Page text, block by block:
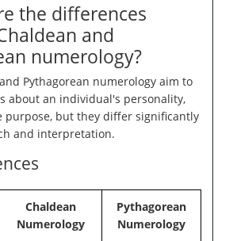
the differences
and
numerology?
Pythagorean numerology aim to
about an individual's personality,
purpose, but they differ significantly
and interpretation.
Chaldean
Numerology
Pythagorean
Numerology